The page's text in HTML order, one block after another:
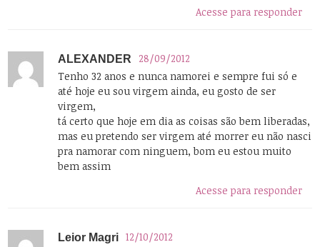
Acesse para responder
ALEXANDER
28/09/2012
Tenho 32 anos e nunca namorei e sempre fui só e
até hoje eu sou virgem ainda, eu gosto de ser
virgem,
tá certo que hoje em dia as coisas são bem liberadas,
mas eu pretendo ser virgem até morrer eu não nasci
pra namorar com ninguem, bom eu estou muito
bem assim
Acesse para responder
Leior Magri
12/10/2012